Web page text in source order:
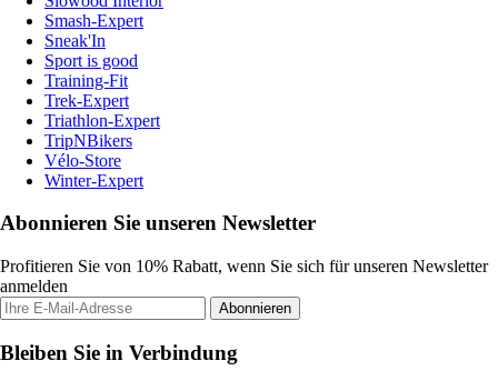
Smash-Expert
Sneak'In
Sport is good
Training-Fit
Trek-Expert
Triathlon-Expert
TripNBikers
Vélo-Store
Winter-Expert
Abonnieren Sie unseren Newsletter
Profitieren Sie von 10% Rabatt, wenn Sie sich für unseren Newsletter
anmelden
Abonnieren
Bleiben Sie in Verbindung